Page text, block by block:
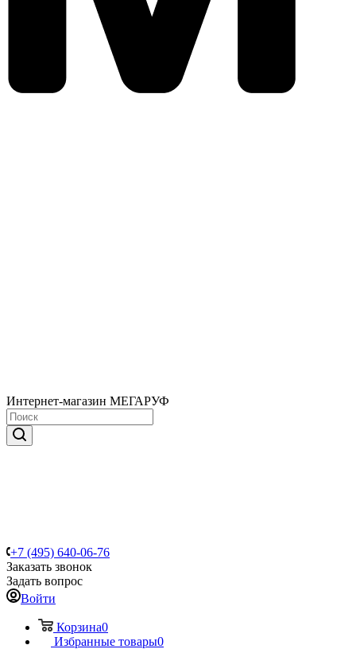
Интернет-магазин МЕГАРУФ
+7 (495) 640-06-76
Заказать звонок
Задать вопрос
Войти
Корзина0
Избранные товары0